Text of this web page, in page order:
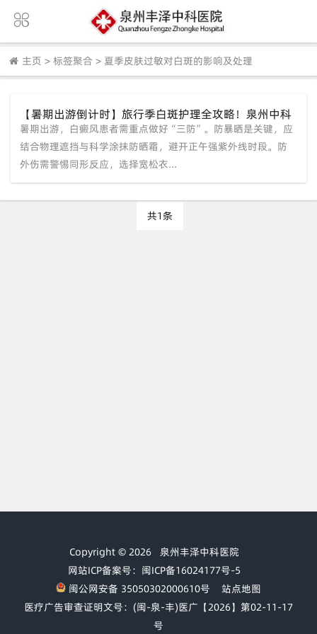
主页 > 标签聚合 > 夏季皮肤过敏对白斑的影响及处理
【暑期出游倒计时】旅行季白斑护理全攻略！泉州中科
白癜风医院提醒：防暴晒、防外伤、防过敏
暑期出游，白癜风患者需重点做好“三防”。防暴晒是关键，应
结合物理遮挡与科学涂抹防晒霜，避开正午强紫外线时段。防
外伤需警惕同形反应，选择宽松衣...
共1条
Copyright © 2026 泉州丰泽中科医院
网站ICP备案号：闽ICP备16024177号-5
闽公网安备 35050302000610号
站点地图
医疗广告审查证明文号：(闽-泉-丰)医广【2026】第02-11-17
号